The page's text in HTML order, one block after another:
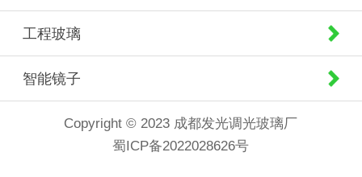
工程玻璃
智能镜子
Copyright © 2023 成都发光调光玻璃厂
蜀ICP备2022028626号